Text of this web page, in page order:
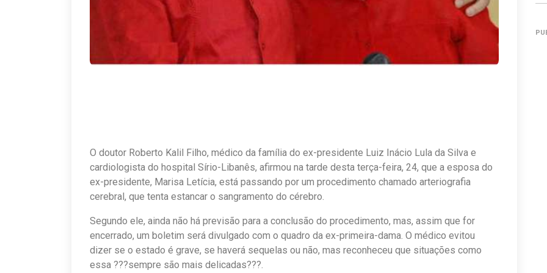
O doutor Roberto Kalil Filho, médico da família do ex-presidente Luiz Inácio Lula da Silva e
cardiologista do hospital Sírio-Libanês, afirmou na tarde desta terça-feira, 24, que a esposa do
ex-presidente, Marisa Letícia, está passando por um procedimento chamado arteriografia
cerebral, que tenta estancar o sangramento do cérebro.
Segundo ele, ainda não há previsão para a conclusão do procedimento, mas, assim que for
encerrado, um boletim será divulgado com o quadro da ex-primeira-dama. O médico evitou
dizer se o estado é grave, se haverá sequelas ou não, mas reconheceu que situações como
essa ???sempre são mais delicadas???.